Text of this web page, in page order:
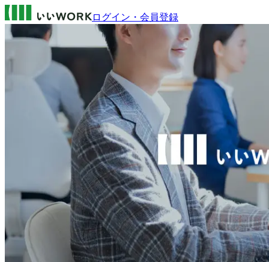
ログイン・会員登録